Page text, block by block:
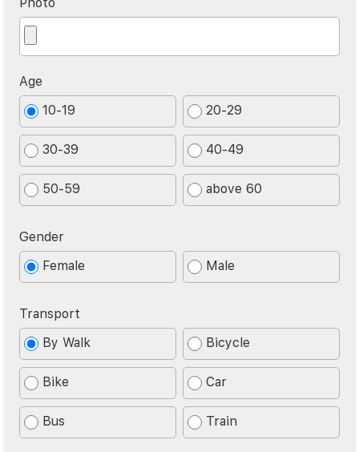
Age
10-19
20-29
30-39 40-49
50-59 above 60
Gender
Female
Male
Transport
By Walk
Bicycle
Bike Car
Bus Train